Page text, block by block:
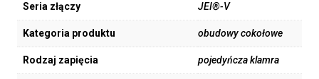
Seria złączy JEI®-V
Kategoria produktu obudowy cokołowe
Rodzaj zapięcia pojedyńcza klamra